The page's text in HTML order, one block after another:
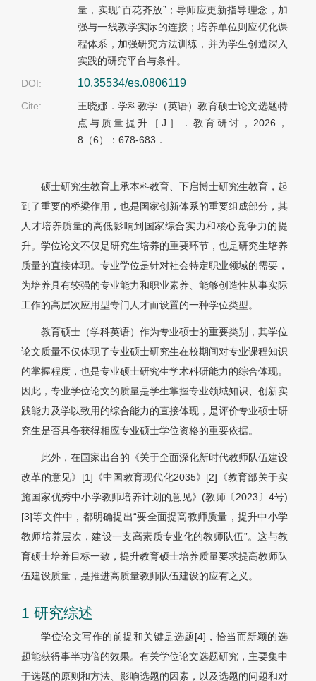
量，实现“百花齐放”；导师应更新指导理念，加
强与一线教学实际的连接；培养单位则应优化课
程体系，加强研究方法训练，并为学生创造深入
实践的研究平台与条件。
DOI:
10.35534/es.0806119
Cite:
王晓娜．学科教学（英语）教育硕士论文选题特
点与质量提升［J］．教育研讨，2026，
8（6）：678-683．
硕士研究生教育上承本科教育、下启博士研究生教育，起
到了重要的桥梁作用，也是国家创新体系的重要组成部分，其
人才培养质量的高低影响到国家综合实力和核心竞争力的提
升。学位论文不仅是研究生培养的重要环节，也是研究生培养
质量的直接体现。专业学位是针对社会特定职业领域的需要，
为培养具有较强的专业能力和职业素养、能够创造性从事实际
工作的高层次应用型专门人才而设置的一种学位类型。
教育硕士（学科英语）作为专业硕士的重要类别，其学位
论文质量不仅体现了专业硕士研究生在校期间对专业课程知识
的掌握程度，也是专业硕士研究生学术科研能力的综合体现。
因此，专业学位论文的质量是学生掌握专业领域知识、创新实
践能力及学以致用的综合能力的直接体现，是评价专业硕士研
究生是否具备获得相应专业硕士学位资格的重要依据。
此外，在国家出台的《关于全面深化新时代教师队伍建设
改革的意见》[1]《中国教育现代化2035》[2]《教育部关于实
施国家优秀中小学教师培养计划的意见》(教师〔2023〕4号)
[3]等文件中，都明确提出“要全面提高教师质量，提升中小学
教师培养层次，建设一支高素质专业化的教师队伍”。这与教
育硕士培养目标一致，提升教育硕士培养质量要求提高教师队
伍建设质量，是推进高质量教师队伍建设的应有之义。
1 研究综述
学位论文写作的前提和关键是选题[4]，恰当而新颖的选
题能获得事半功倍的效果。有关学位论文选题研究，主要集中
于选题的原则和方法、影响选题的因素，以及选题的问题和对